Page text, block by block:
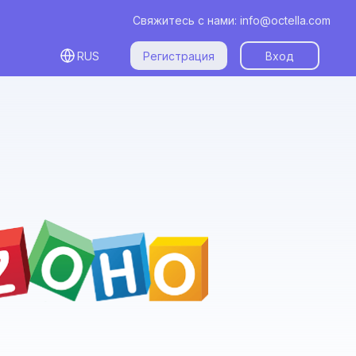
Свяжитесь с нами: info@octella.com
RUS Регистрация Вход